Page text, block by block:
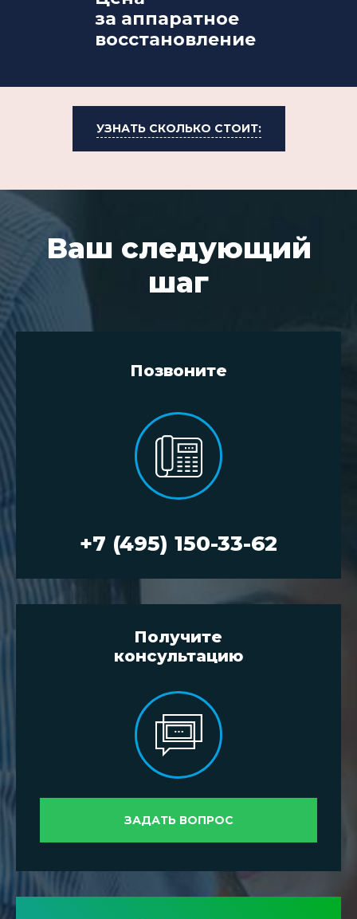
за аппаратное
восстановление
УЗНАТЬ СКОЛЬКО СТОИТ:
Ваш следующий
шаг
Позвоните
+7 (495) 150-33-62
Получите
консультацию
ЗАДАТЬ ВОПРОС